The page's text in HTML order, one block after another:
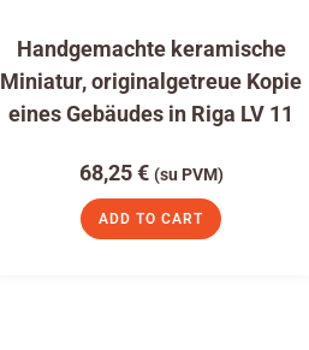
Handgemachte keramische
Miniatur, originalgetreue Kopie
eines Gebäudes in Riga LV 11
68,25€ (su PVM)
ADD TO CART